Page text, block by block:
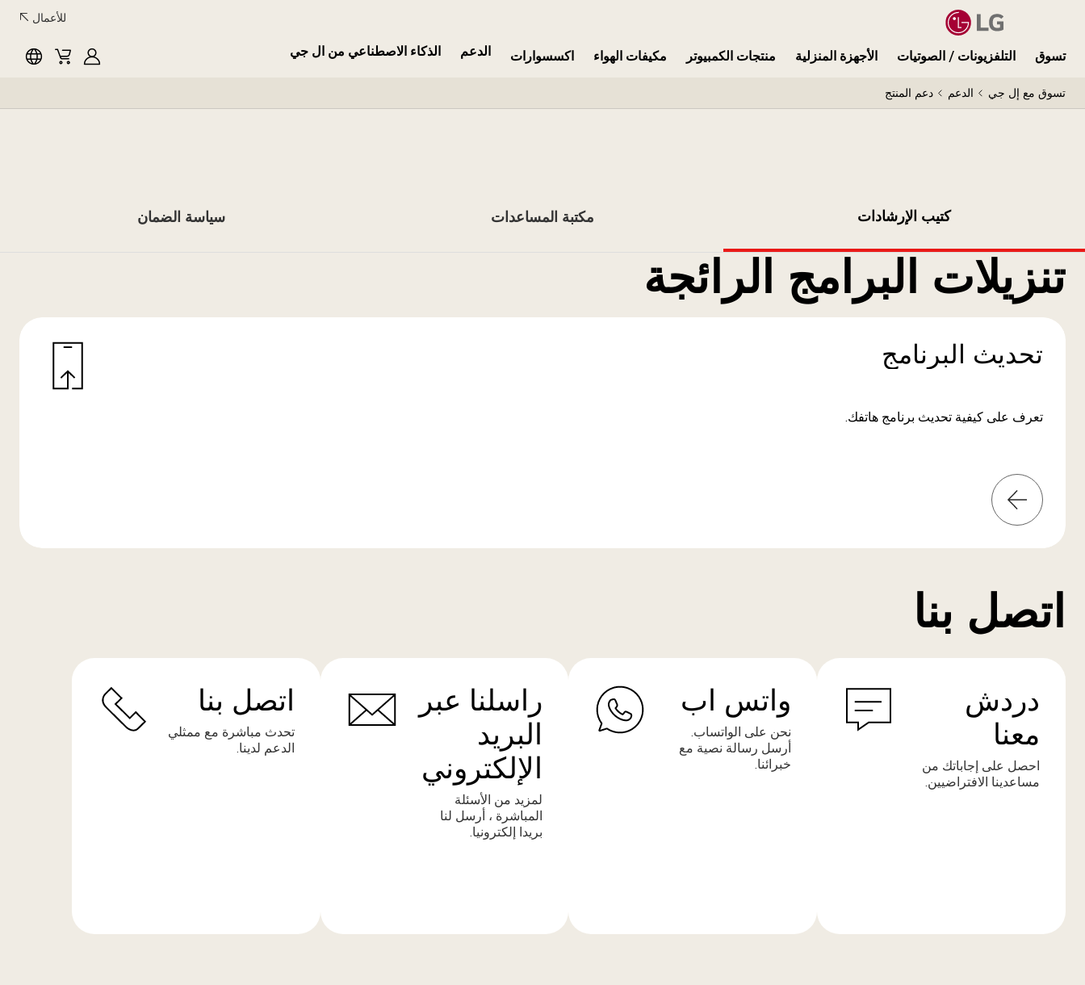
للأعمال
تسوق التلفزيونات / الصوتيات الأجهزة المنزلية منتجات الكمبيوتر مكيفات الهواء اكسسوارات الدعم
الذكاء الاصطناعي من ال جي
MyLG
Cart
تسوق مع إل جي الدعم دعم المنتج
كتيب الإرشادات مكتبة المساعدات سياسة الضمان
تنزيلات البرامج الرائجة
تحديث البرنامج
تعرف على كيفية تحديث برنامج هاتفك.
المزيد
من
المعلومات
اتصل بنا
دردش
معنا
احصل على إجاباتك من
مساعدينا الافتراضيين.
واتس اب
نحن على الواتساب.
أرسل رسالة نصية مع
خبرائنا.
راسلنا عبر
البريد
الإلكتروني
لمزيد من الأسئلة
المباشرة ، أرسل لنا
بريدا إلكترونيا.
اتصل بنا
تحدث مباشرة مع ممثلي
الدعم لدينا.